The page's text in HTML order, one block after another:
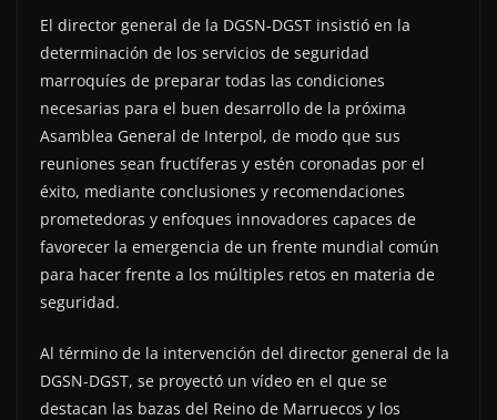
El director general de la DGSN-DGST insistió en la
determinación de los servicios de seguridad
marroquíes de preparar todas las condiciones
necesarias para el buen desarrollo de la próxima
Asamblea General de Interpol, de modo que sus
reuniones sean fructíferas y estén coronadas por el
éxito, mediante conclusiones y recomendaciones
prometedoras y enfoques innovadores capaces de
favorecer la emergencia de un frente mundial común
para hacer frente a los múltiples retos en materia de
seguridad.
Al término de la intervención del director general de la
DGSN-DGST, se proyectó un vídeo en el que se
destacan las bazas del Reino de Marruecos y los